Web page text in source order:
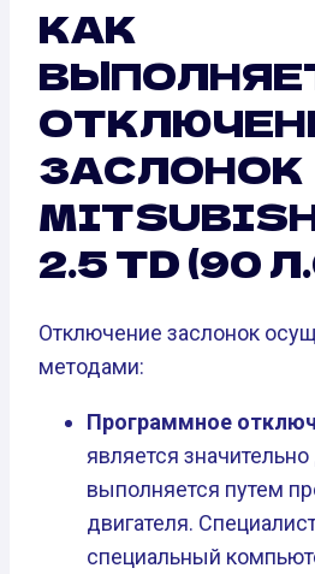
КАК
ЗАСЛОНОК
2.5 TD (90
Отключение заслонок
методами:
Программное
является
выполняется путем
двигателя.
специальный